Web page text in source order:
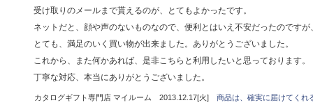
受け取りのメールまで貰えるのが、とてもよかったです。
ネットだと、顔や声のないものなので、便利とはいえ不安だったのですが
とても、満足のいく買い物が出来ました。ありがとうございました。
これから、また何かあれば、是非こちらと利用したいと思っております。
丁寧な対応、本当にありがとうございました。
カタログギフト専門店 マイルーム 2013.12.17[火] 商品は、確実に届けてくれ